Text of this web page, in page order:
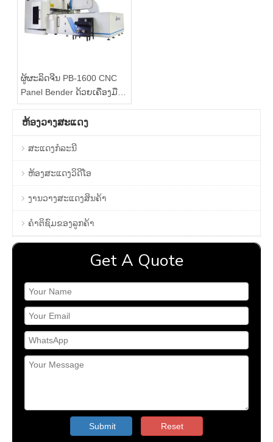
ຜູ້ຜະລິດຈີນ PB-1600 CNC
Panel Bender ດ້ວຍເຄື່ອງມື
ຊ່ວຍ
ຫ້ອງວາງສະແດງ
ສະແດງກໍລະນີ
ຫ້ອງສະແດງວິດີໂອ
ງານວາງສະແດງສິນຄ້າ
ຄໍາຕິຊົມຂອງລູກຄ້າ
Get A Quote
Submit Reset